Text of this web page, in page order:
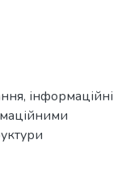
, інформаційні